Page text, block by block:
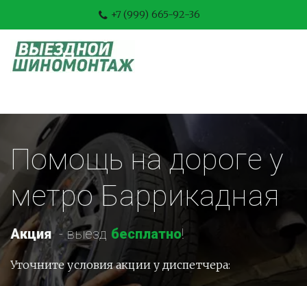
+7 (999) 665-92-36
Помощь на дороге у
метро Баррикадная
Акция - выезд бесплатно!
Уточните условия акции у диспетчера: